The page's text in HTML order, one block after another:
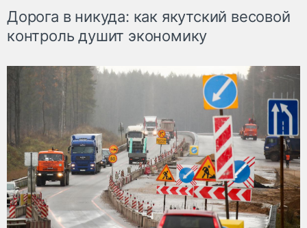
Дорога в никуда: как якутский весовой
контроль душит экономику